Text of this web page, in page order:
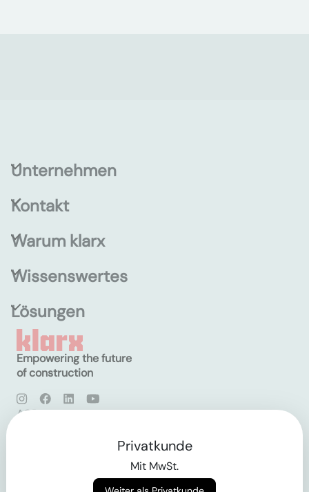
Unternehmen
Kontakt
Warum klarx
Wissenswertes
Lösungen
Empowering the future
of construction
AGB
Privatkunde
Mit MwSt.